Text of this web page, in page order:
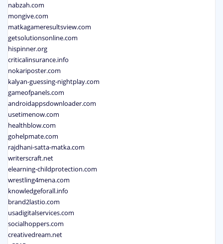
nabzah.com
mongive.com
matkagameresultsview.com
getsolutionsonline.com
hispinner.org
criticalinsurance.info
nokariposter.com
kalyan-guessing-nightplay.com
gameofpanels.com
androidappsdownloader.com
usetimenow.com
healthblow.com
gohelpmate.com
rajdhani-satta-matka.com
writerscraft.net
elearning-childprotection.com
wrestling4mena.com
knowledgeforall.info
brand2lastio.com
usadigitalservices.com
socialhoppers.com
creativedream.net